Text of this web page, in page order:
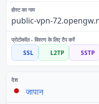
public-vpn-
SSL L2TP SSTP
जापान